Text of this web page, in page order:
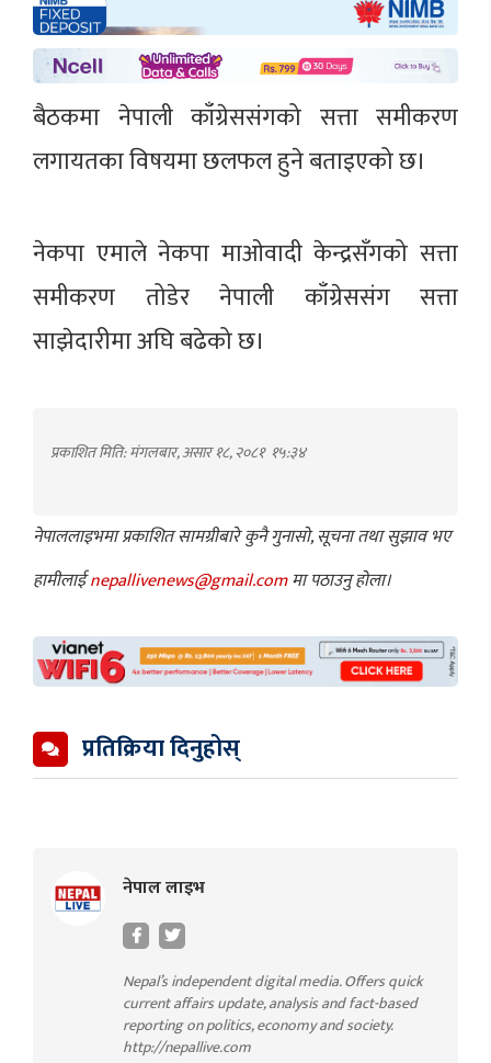
बैठकमा नेपाली काँग्रेससंगको सत्ता समीकरण
लगायतका विषयमा छलफल हुने बताइएको छ।
नेकपा एमाले नेकपा माओवादी केन्द्रसँगको सत्ता
समीकरण तोडेर नेपाली काँग्रेससंग सत्ता
साझेदारीमा अघि बढेको छ।
प्रकाशित मिति: मंगलबार, असार १८, २०८१ १५:३४
नेपाललाइभमा प्रकाशित सामग्रीबारे कुनै गुनासो, सूचना तथा सुझाव भए
हामीलाईnepallivenews@gmail.comमा पठाउनु होला।
प्रतिक्रिया दिनुहोस्
नेपाल लाइभ
Nepal’s independent digital media. Offers quick
current affairs update, analysis and fact-based
reporting on politics, economy and society.
http://nepallive.com